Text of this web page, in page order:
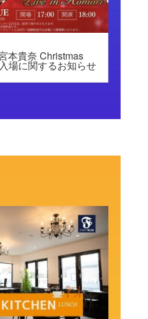
本貴奈 Christmas
場に関するお知らせ